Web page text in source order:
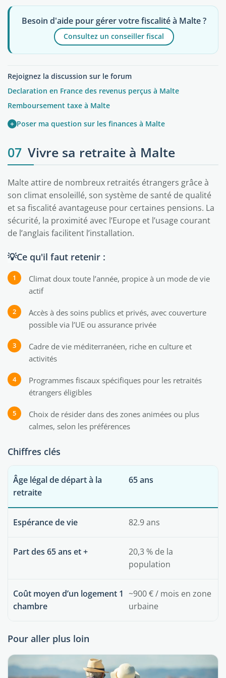
Besoin d'aide pour gérer votre fiscalité à Malte ?
Consultez un conseiller fiscal
Rejoignez la discussion sur le forum
Declaration en France des revenus perçus à Malte
Remboursement taxe à Malte
+ Poser ma question sur les finances à Malte
07 Vivre sa retraite à Malte
Malte attire de nombreux retraités étrangers grâce à
son climat ensoleillé, son système de santé de qualité
et sa fiscalité avantageuse pour certaines pensions. La
sécurité, la proximité avec l’Europe et l’usage courant
de l’anglais facilitent l’installation.
💡Ce qu'il faut retenir :
Climat doux toute l’année, propice à un mode de vie
actif
Accès à des soins publics et privés, avec couverture
possible via l’UE ou assurance privée
Cadre de vie méditerranéen, riche en culture et
activités
Programmes fiscaux spécifiques pour les retraités
étrangers éligibles
Choix de résider dans des zones animées ou plus
calmes, selon les préférences
Chiffres clés
Âge légal de départ à la
retraite
65 ans
Espérance de vie 82.9 ans
Part des 65 ans et +
20,3 % de la
population
Coût moyen d’un logement 1
chambre
~900 € / mois en zone
urbaine
Pour aller plus loin